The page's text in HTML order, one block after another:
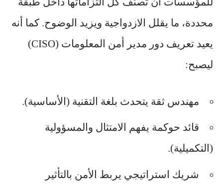
محددة، ما يقلل الازدواجية ويزيد الوضوح. كما أنه
يعيد تعريف دور مدير أمن المعلومات (CISO)
ليصبح:
مهندس ثقة يتحدث بلغة التقنية (الأساسية).
قائد حوكمة يفهم الامتثال والمسؤولية
(التكميلية).
شريك استراتيجي يربط الأمن بالتأثير